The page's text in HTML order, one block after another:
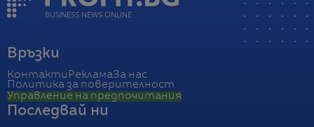
Връзки
Контакти РекламаЗа нас
Политика за поверителност
Управление на предпочитания
Последвай ни